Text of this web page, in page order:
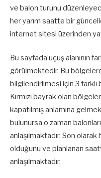
ve balon turunu
her yarım saatte bir
internet sitesi üzerinden
Bu sayfada uçuş alanının
görülmektedir. Bu
bilgilendirilmesi için 3 farklı
Kırmızı bayrak olan
kapatılmış anlamına
bulunursa o zaman
anlaşılmaktadır. Son olarak
olduğunu ve planlanan
anlaşılmaktadır.